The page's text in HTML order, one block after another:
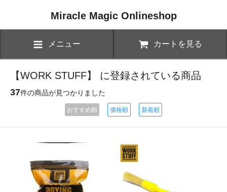
Miracle Magic Onlineshop
メニュー カートを見る
【WORK STUFF】 に登録されている商品
37件の商品が見つかりました
おすすめ順 価格順 新着順